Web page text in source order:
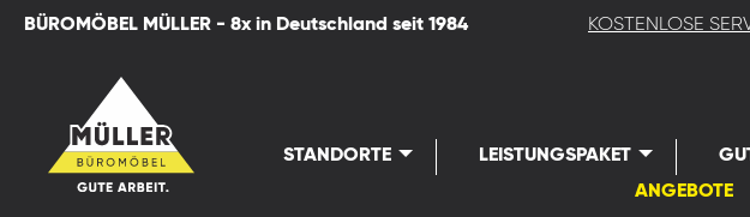
Zur Hauptnavigation springen
BÜROMÖBEL MÜLLER - 8x in Deutschland seit 1984 KOSTENLOSE
STANDORTE LEISTUNGSPAKET
ANGEBOTE